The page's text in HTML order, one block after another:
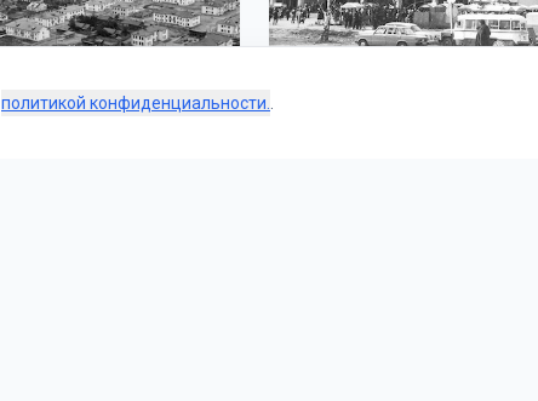
политикой конфиденциальности.